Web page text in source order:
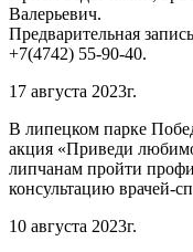
Валерьевич.
Предварительная
+7(4742) 55-90-40.
17 августа 2023г.
В липецком парке
акция «Приведи
липчанам пройти
консультацию врачей-
10 августа 2023г.